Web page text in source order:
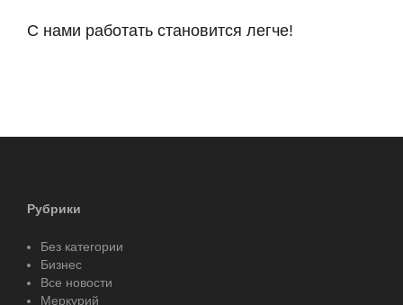
С нами работать становится легче!
Рубрики
Без категории
Бизнес
Все новости
Меркурий